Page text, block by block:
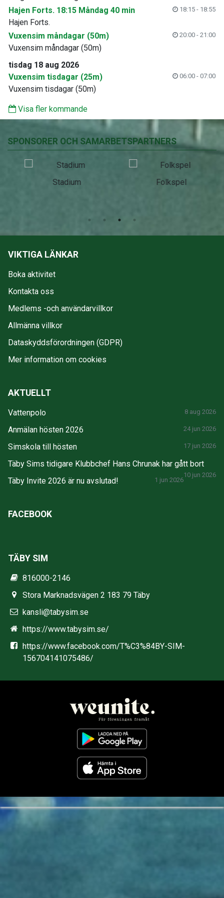
Hajen Forts. 18:15 Måndag 40 min
18:15 - 18:55
Hajen Forts.
Vuxensim måndagar (50m)
20:00 - 21:00
Vuxensim måndagar (50m)
tisdag 18 aug 2026
Vuxensim tisdagar (25m)
06:00 - 07:00
Vuxensim tisdagar (50m)
Visa fler kommande
SPONSORER OCH SAMARBETSPARTNERS
Stadium Folkspel
VIKTIGA LÄNKAR
Boka aktivitet
Kontakta oss
Medlems -och användarvillkor
Allmänna villkor
Dataskyddsförordningen (GDPR)
Mer information om cookies
AKTUELLT
Vattenpolo 8 aug 2026
Anmälan hösten 2026 24 jun 2026
Simskola till hösten 17 jun 2026
Täby Sims tidigare Klubbchef Hans Chrunak har gått bort
10 jun 2026
Täby Invite 2026 är nu avslutad! 1 jun 2026
FACEBOOK
TÄBY SIM
816000-2146
Stora Marknadsvägen 2 183 79 Täby
kansli@tabysim.se
https://www.tabysim.se/
https://www.facebook.com/T%C3%84BY-SIM-
156704141075486/